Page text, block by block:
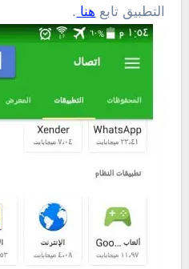
التطبيق تابع هنا .